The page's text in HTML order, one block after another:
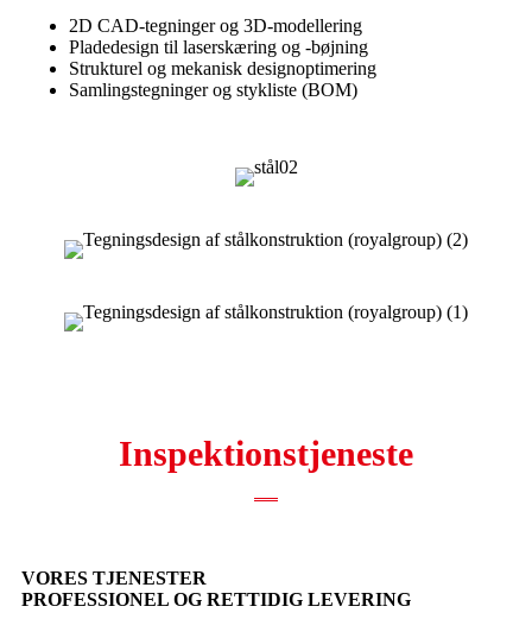
2D CAD-tegninger og 3D-modellering
Pladedesign til laserskæring og -bøjning
Strukturel og mekanisk designoptimering
Samlingstegninger og stykliste (BOM)
Inspektionstjeneste
VORES TJENESTER
PROFESSIONEL OG RETTIDIG LEVERING